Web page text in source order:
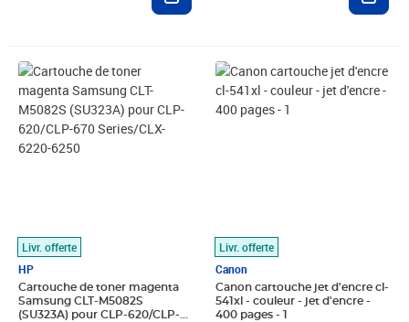
Livr. offerte
HP
Cartouche de toner magenta
Samsung CLT-M5082S
(SU323A) pour CLP-620/CLP-
Prix 9 999,00€
Livr. offerte
Canon
Canon cartouche jet d'encre cl-
541xl - couleur - jet d'encre -
400 pages - 1
Prix 35,84€